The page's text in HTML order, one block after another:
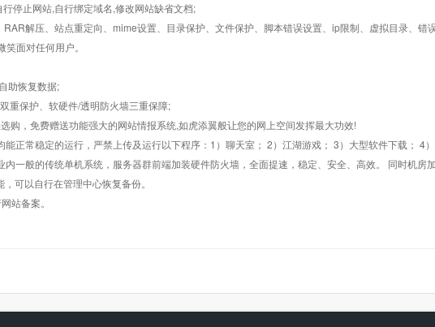
停止网站,自行绑定域名,修改网站缺省文档;
解压、站点重定向、mime设置、目录保护、文件保护、脚本错误设置、ip限制、虚拟目录、错
面对任何用户。
助恢复数据;
重保护、软硬件/透明防火墙三重保障;
购，免费赠送功能强大的网站情报系统,如虎添翼般让您的网上空间发挥最大功效!
正常稳定的运行，严禁上传及运行以下程序：1）聊天室； 2）江湖游戏； 3）大型软件下载； 4
一般的传统单机系统，服务器群前端加装硬件防火墙，全面提速，稳定、安全、高效。 同时机房
可以自行在管理中心恢复备份。
站备案。